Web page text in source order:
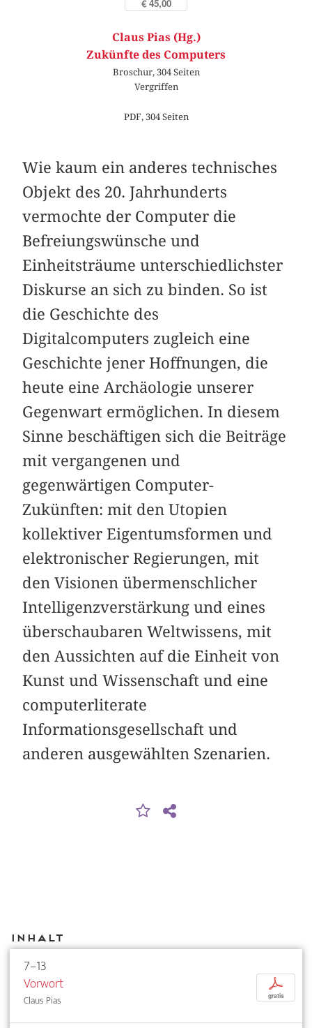
€ 45,00
Claus Pias (Hg.)
Zukünfte des Computers
Broschur, 304 Seiten
Vergriffen
PDF, 304 Seiten
Wie kaum ein anderes technisches
Objekt des 20. Jahrhunderts
vermochte der Computer die
Befreiungswünsche und
Einheitsträume unterschiedlichster
Diskurse an sich zu binden. So ist
die Geschichte des
Digitalcomputers zugleich eine
Geschichte jener Hoffnungen, die
heute eine Archäologie unserer
Gegenwart ermöglichen. In diesem
Sinne beschäftigen sich die Beiträge
mit vergangenen und
gegenwärtigen Computer-
Zukünften: mit den Utopien
kollektiver Eigentumsformen und
elektronischer Regierungen, mit
den Visionen übermenschlicher
Intelligenzverstärkung und eines
überschaubaren Weltwissens, mit
den Aussichten auf die Einheit von
Kunst und Wissenschaft und eine
computerliterate
Informationsgesellschaft und
anderen ausgewählten Szenarien.
Inhalt
7–13
Vorwort
Claus Pias
p
gratis